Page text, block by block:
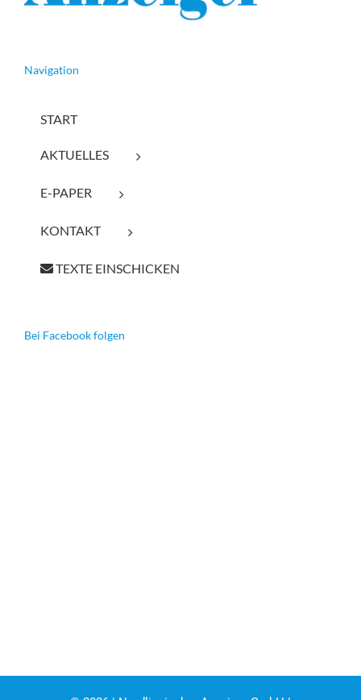
Navigation
START
AKTUELLES
E-PAPER
KONTAKT
TEXTE EINSCHICKEN
Bei Facebook folgen